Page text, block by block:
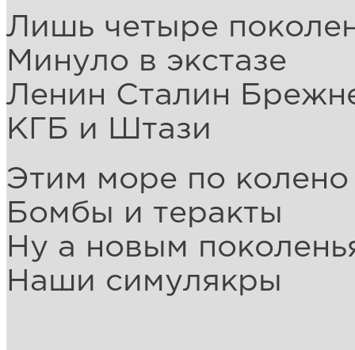
Лишь четыре
Минуло в экстазе
Ленин Сталин
КГБ и Штази
Этим море по колено
Бомбы и теракты
Ну а новым
Наши симулякры